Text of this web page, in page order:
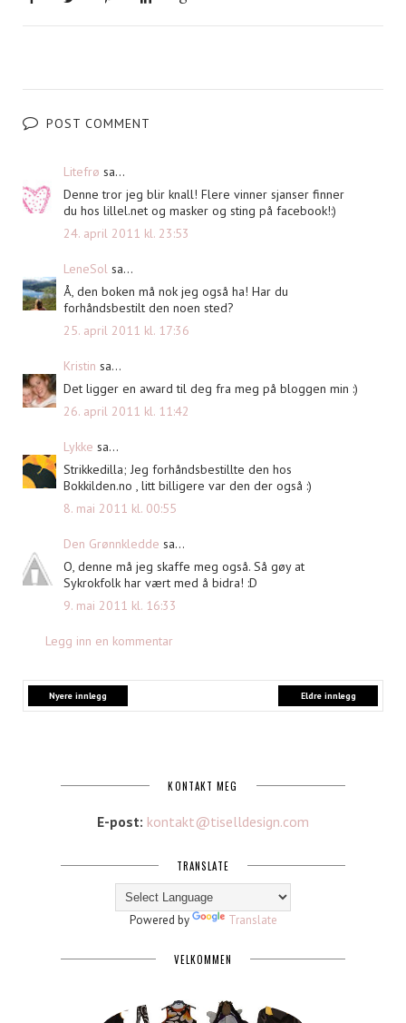
POST COMMENT
Litefrø sa...
Denne tror jeg blir knall! Flere vinner sjanser finner
du hos lillel.net og masker og sting på facebook!:)
24. april 2011 kl. 23:53
LeneSol sa...
Å, den boken må nok jeg også ha! Har du
forhåndsbestilt den noen sted?
25. april 2011 kl. 17:36
Kristin sa...
Det ligger en award til deg fra meg på bloggen min :)
26. april 2011 kl. 11:42
Lykke sa...
Strikkedilla; Jeg forhåndsbestillte den hos
Bokkilden.no , litt billigere var den der også :)
8. mai 2011 kl. 00:55
Den Grønnkledde sa...
O, denne må jeg skaffe meg også. Så gøy at
Sykrokfolk har vært med å bidra! :D
9. mai 2011 kl. 16:33
Legg inn en kommentar
Nyere innlegg Eldre innlegg
KONTAKT MEG
E-post: kontakt@tiselldesign.com
TRANSLATE
Powered by Translate
VELKOMMEN